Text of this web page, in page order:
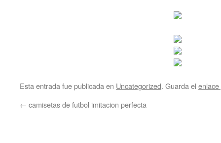
Esta entrada fue publicada en Uncategorized. Guarda el
← camisetas de futbol imitacion perfecta